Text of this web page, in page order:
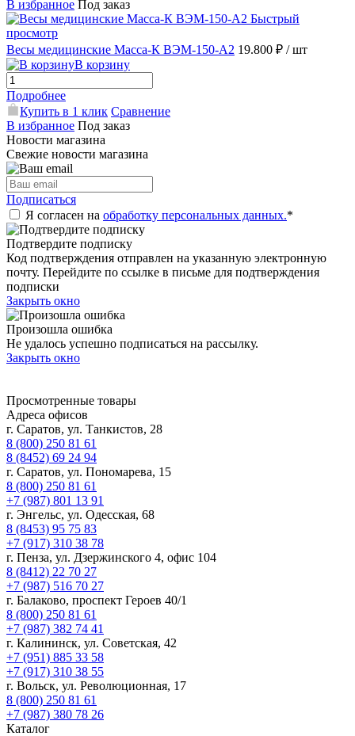
В избранное Под заказ
Быстрый
просмотр
Весы медицинские Масса-К ВЭМ-150-А2 19.800 ₽ / шт
В корзину
Подробнее
Купить в 1 клик Сравнение
В избранное Под заказ
Новости магазина
Свежие новости магазина
Подписаться
Я согласен на обработку персональных данных.*
Подтвердите подписку
Код подтверждения отправлен на указанную электронную
почту. Перейдите по ссылке в письме для подтверждения
подписки
Закрыть окно
Произошла ошибка
Не удалось успешно подписаться на рассылку.
Закрыть окно
Просмотренные товары
Адреса офисов
г. Саратов, ул. Танкистов, 28
8 (800) 250 81 61
8 (8452) 69 24 94
г. Саратов, ул. Пономарева, 15
8 (800) 250 81 61
+7 (987) 801 13 91
г. Энгельс, ул. Одесская, 68
8 (8453) 95 75 83
+7 (917) 310 38 78
г. Пенза, ул. Дзержинского 4, офис 104
8 (8412) 22 70 27
+7 (987) 516 70 27
г. Балаково, проспект Героев 40/1
8 (800) 250 81 61
+7 (987) 382 74 41
г. Калининск, ул. Советская, 42
+7 (951) 885 33 58
+7 (917) 310 38 55
г. Вольск, ул. Революционная, 17
8 (800) 250 81 61
+7 (987) 380 78 26
Каталог